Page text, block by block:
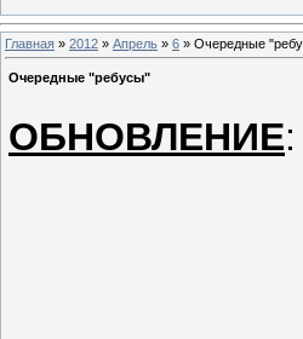
Главная » 2012 » Апрель » 6 » Очередные
Очередные "ребусы"
ОБНОВЛЕНИЕ: